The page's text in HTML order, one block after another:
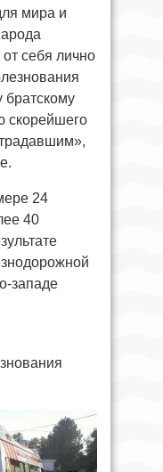
мира и
себя лично
скорейшего
24
40
западе